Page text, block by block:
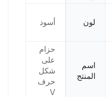
لون أسود
اسم
المنتج
حزام
على
شكل
حرف
V